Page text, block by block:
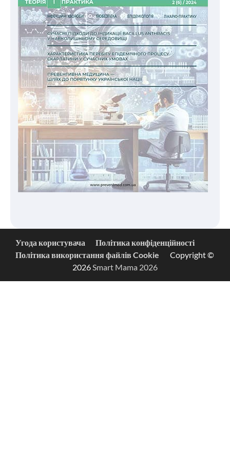
Угода користувача
Політика конфіденційності
Політика використання файлів Cookie
Copyright ©
2026Smart Mama 2026